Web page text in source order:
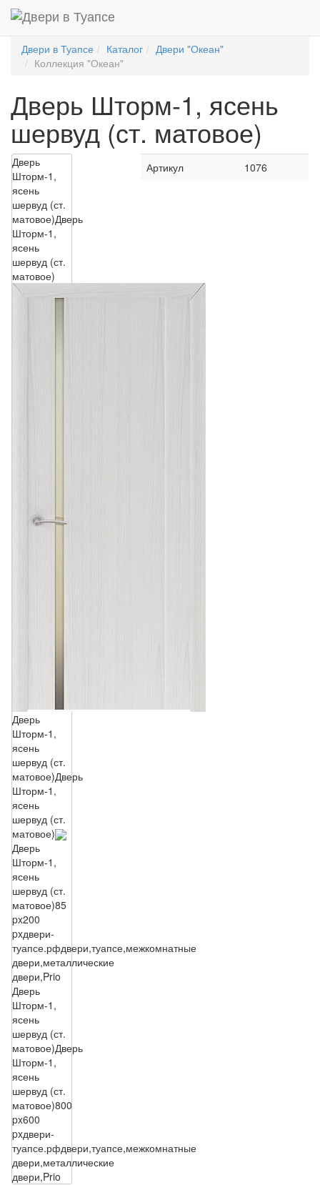
Двери в Туапсе Каталог
Двери "Океан"
Коллекция "Океан"
Дверь Шторм-1, ясень
шервуд (ст. матовое)
Дверь
Шторм-1,
ясень
шервуд (ст.
матовое)Дверь
Шторм-1,
ясень
шервуд (ст.
матовое)
Дверь
Шторм-1,
ясень
шервуд (ст.
матовое)Дверь
Шторм-1,
ясень
шервуд (ст.
матовое)
Дверь
Шторм-1,
ясень
шервуд (ст.
матовое)85
px200
pxдвери-
туапсе.рфдвери,туапсе,межкомнатные
двери,металлические
двери,Prio
Дверь
Шторм-1,
ясень
шервуд (ст.
матовое)Дверь
Шторм-1,
ясень
шервуд (ст.
матовое)800
px600
pxдвери-
туапсе.рфдвери,туапсе,межкомнатные
двери,металлические
двери,Prio
Артикул 1076